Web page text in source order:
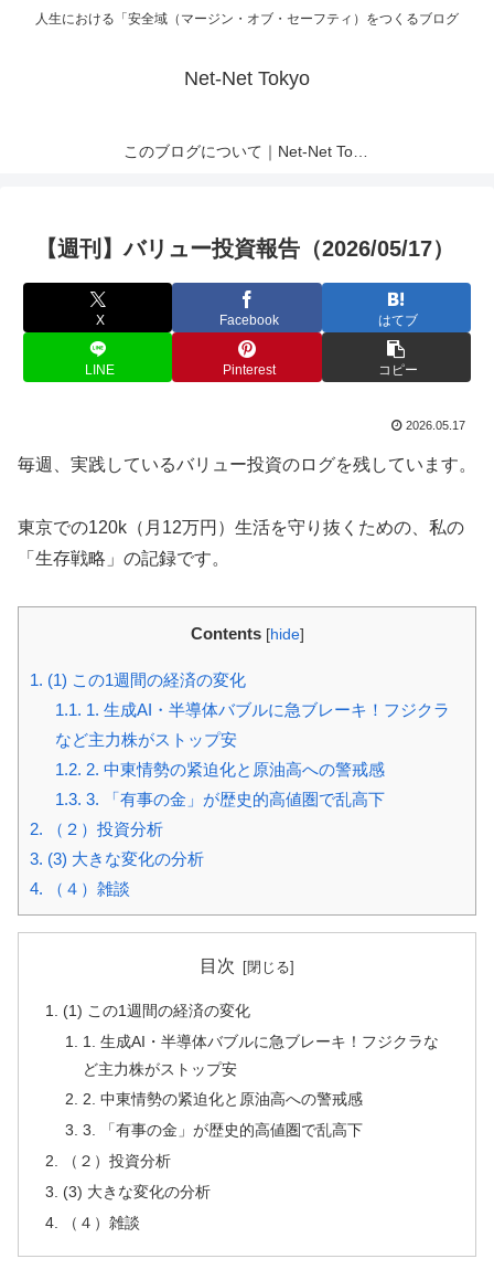
人生における「安全域（マージン・オブ・セーフティ）をつくるブログ
Net-Net Tokyo
このブログについて｜Net-Net Tokyo
【週刊】バリュー投資報告（2026/05/17）
X Facebook はてブ
LINE Pinterest コピー
2026.05.17
毎週、実践しているバリュー投資のログを残しています。
東京での120k（月12万円）生活を守り抜くための、私の
「生存戦略」の記録です。
Contents [hide]
1. (1) この1週間の経済の変化
1.1. 1. 生成AI・半導体バブルに急ブレーキ！フジクラ
など主力株がストップ安
1.2. 2. 中東情勢の紧迫化と原油高への警戒感
1.3. 3. 「有事の金」が歴史的高値圏で乱高下
2. （２）投資分析
3. (3) 大きな変化の分析
4. （４）雑談
目次
(1) この1週間の経済の変化
1. 生成AI・半導体バブルに急ブレーキ！フジクラな
ど主力株がストップ安
2. 中東情勢の紧迫化と原油高への警戒感
3. 「有事の金」が歴史的高値圏で乱高下
（２）投資分析
(3) 大きな変化の分析
（４）雑談